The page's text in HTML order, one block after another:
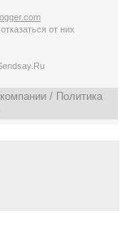
отказаться от них
/ Политика